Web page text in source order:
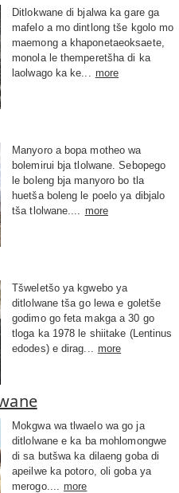
Ditlokwane di bjalwa ka gare ga
mafelo a mo dintlong tše kgolo mo
maemong a khaponetaeoksaete,
monola le themperetšha di ka
laolwago ka ke... more
Manyoro a bopa motheo wa
bolemirui bja tlolwane. Sebopego
le boleng bja manyoro bo tla
huetša boleng le poelo ya dibjalo
tša tlolwane.... more
Tšweletšo ya kgwebo ya
ditlolwane tša go lewa e goletše
godimo go feta makga a 30 go
tloga ka 1978 le shiitake (Lentinus
edodes) e dirag... more
Mokgwa wa tlwaelo wa go ja
ditlolwane e ka ba mohlomongwe
di sa butšwa ka dilaeng goba di
apeilwe ka potoro, oli goba ya
merogo....
more